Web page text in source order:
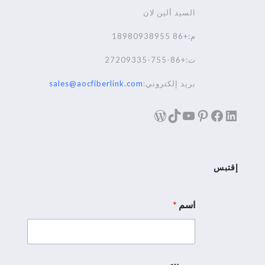
السيد ألين لان
م:+86 18980938955
ت:+86-755-27209335
بريد إلكتروني:sales@aocfiberlink.com
لينكد إنفيسبوك
بينترست
يوتيوب
تيك توكووردبريس
إقتبس
إ
ل
ت
اسم *